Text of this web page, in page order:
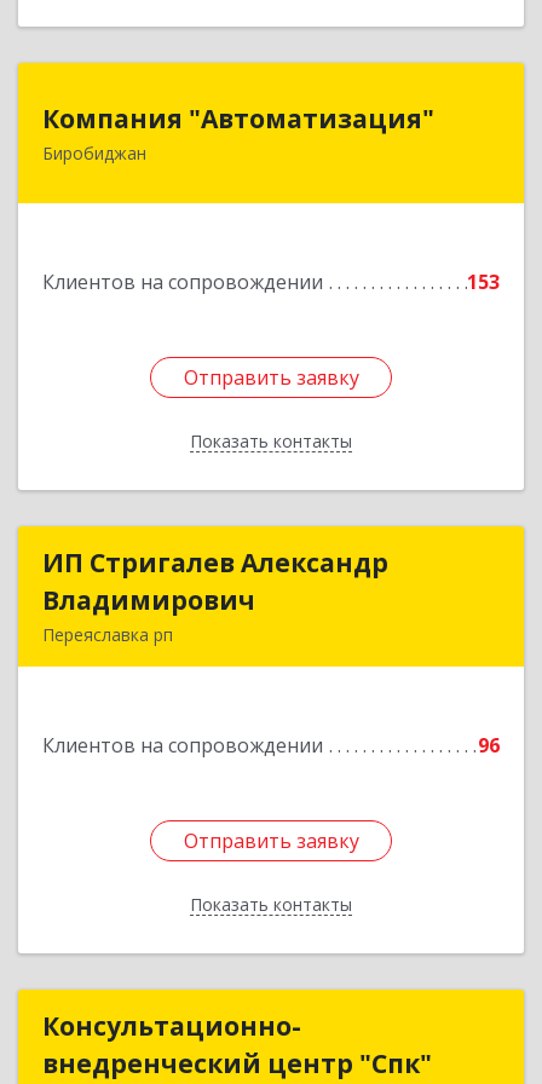
Компания "Автоматизация"
Биробиджан
Клиентов на сопровождении 153
Отправить заявку
Показать контакты
679016, Еврейская Аобл, Биробиджан г,
Отправить заявку
Назад
ИП Стригалев Александр
Владимирович
Переяславка рп
Клиентов на сопровождении 96
Отправить заявку
Показать контакты
ИП Стригалев Александр
Подробнее
Отправить заявку
Назад
Консультационно-
внедренческий центр "Спк"
Консультационно-
внедренческий центр "Спк"